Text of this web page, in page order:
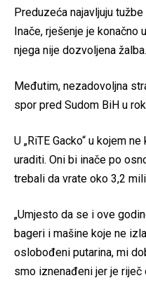
Preduzeća najavljuju tužbe
Inače, rješenje je konačno
njega nije dozvoljena žalba.
Međutim, nezadovoljna
spor pred Sudom BiH u
U „RiTE Gacko“ u kojem
uraditi. Oni bi inače po
trebali da vrate oko 3,2
„Umjesto da se i ove
bageri i mašine koje ne
oslobođeni putarina, mi
smo iznenađeni jer je riječ